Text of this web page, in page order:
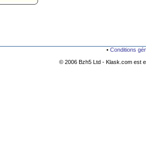
• Conditions
© 2006 Bzh5 Ltd - Klask.com est